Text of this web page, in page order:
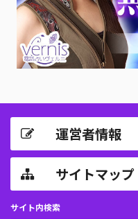
運営者情報
サイトマップ
サイト内検索